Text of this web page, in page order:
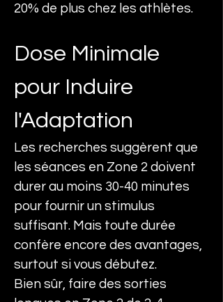
20% de plus chez les athlètes.
Dose Minimale
pour Induire
l'Adaptation
Les recherches suggèrent que
les séances en Zone 2 doivent
durer au moins 30-40 minutes
pour fournir un stimulus
suffisant. Mais toute durée
confère encore des avantages,
surtout si vous débutez.
Bien sûr, faire des sorties